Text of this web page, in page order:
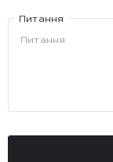
Питання